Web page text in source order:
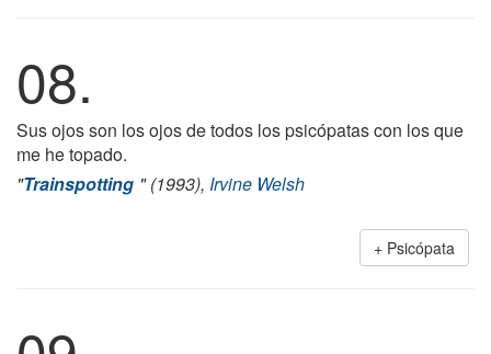
08.
Sus ojos son los ojos de todos los psicópatas con los que
me he topado.
"Trainspotting " (1993), Irvine Welsh
Psicópata